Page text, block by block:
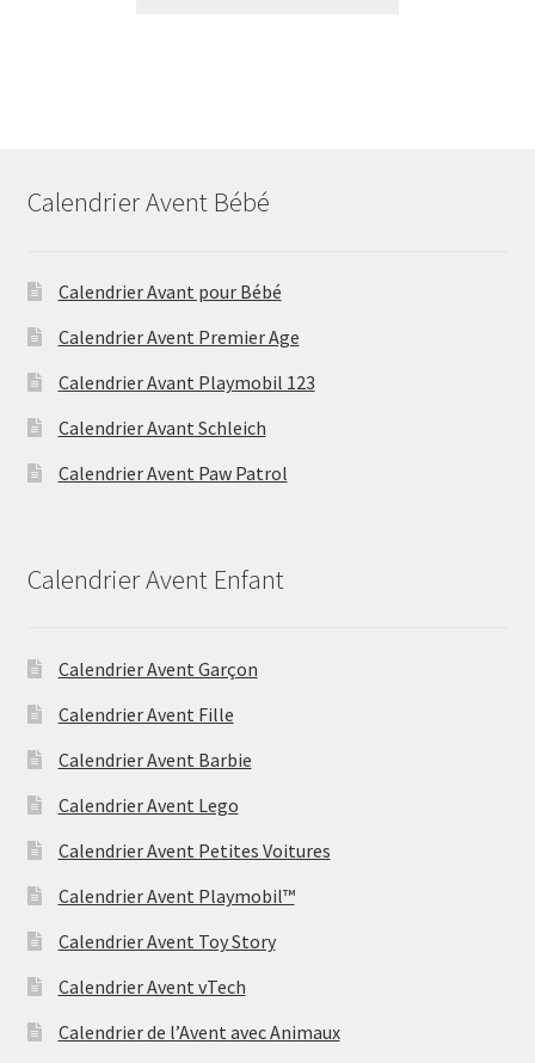
Calendrier Avent Bébé
Calendrier Avant pour Bébé
Calendrier Avent Premier Age
Calendrier Avant Playmobil 123
Calendrier Avant Schleich
Calendrier Avent Paw Patrol
Calendrier Avent Enfant
Calendrier Avent Garçon
Calendrier Avent Fille
Calendrier Avent Barbie
Calendrier Avent Lego
Calendrier Avent Petites Voitures
Calendrier Avent Playmobil™
Calendrier Avent Toy Story
Calendrier Avent vTech
Calendrier de l’Avent avec Animaux